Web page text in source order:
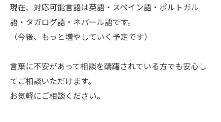
現在、対応可能言語は英語・スペイン語・ポルトガル
語・タガログ語・ネパール語です。
（今後、もっと増やしていく予定です）
言葉に不安があって相談を躊躇されている方でも安心し
てご相談いただけます。
お気軽にご相談ください。